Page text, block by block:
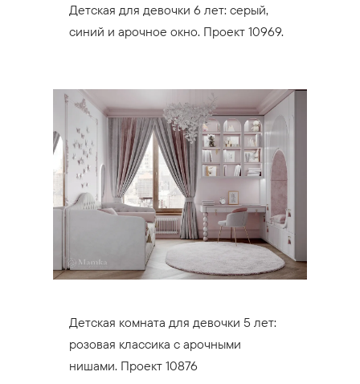
Детская для девочки 6 лет: серый,
синий и арочное окно. Проект 10969.
Детская комната для девочки 5 лет:
розовая классика с арочными
нишами. Проект 10876